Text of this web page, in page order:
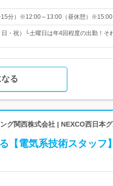
分）※12:00～13:00（昼休憩）
・祝）└土曜日は年4回程度の出勤！そ
る
グ関西株式会社 | NEXCO西日
【電気系技術スタッフ